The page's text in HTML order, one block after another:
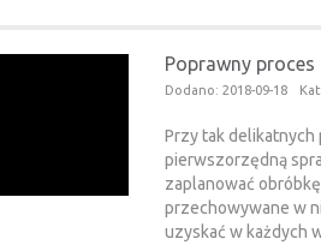
Poprawny
Dodano: 2018-09-18
Przy tak
pierwszorzędną
zaplanować obróbkę
przechowywane w
uzyskać w każdych